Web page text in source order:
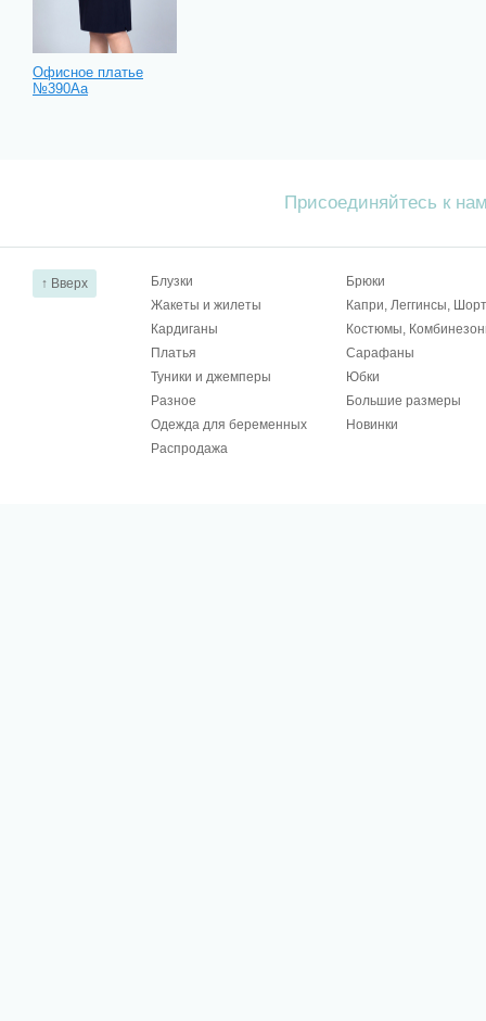
Офисное платье
№390Аа
Присоединяйтесь к
↑ Вверх Блузки
Брюки
Жакеты и жилеты
Капри, Леггинсы,
Кардиганы
Костюмы,
Платья
Сарафаны
Туники и джемперы
Юбки
Разное
Большие размеры
Одежда для беременных
Новинки
Распродажа